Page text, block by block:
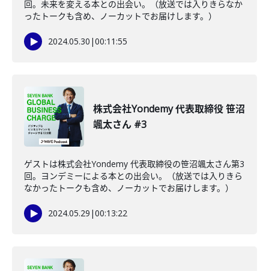
回。未来を変える本との出会い。（放送では入りきらなか
ったトークも含め、ノーカットでお届けします。）
2024.05.30 |00:11:55
株式会社Yondemy 代表取締役 笹沼
颯太さん #3
ゲストは株式会社Yondemy 代表取締役の笹沼颯太さん第3
回。ヨンデミーによる本との出会い。（放送では入りきら
なかったトークも含め、ノーカットでお届けします。）
2024.05.29 |00:13:22